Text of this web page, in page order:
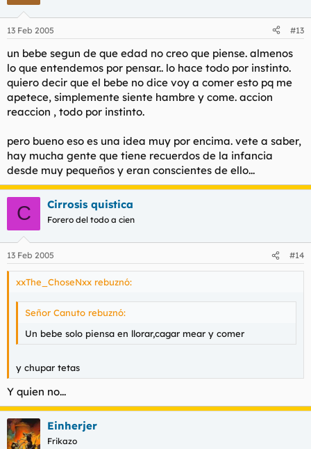
13 Feb 2005 #13
un bebe segun de que edad no creo que piense. almenos
lo que entendemos por pensar.. lo hace todo por instinto.
quiero decir que el bebe no dice voy a comer esto pq me
apetece, simplemente siente hambre y come. accion
reaccion , todo por instinto.
pero bueno eso es una idea muy por encima. vete a saber,
hay mucha gente que tiene recuerdos de la infancia
desde muy pequeños y eran conscientes de ello...
C Cirrosis quistica
Forero del todo a cien
13 Feb 2005 #14
xxThe_ChoseNxx rebuznó:
Señor Canuto rebuznó:
Un bebe solo piensa en llorar,cagar mear y comer
y chupar tetas
Y quien no...
Einherjer
Frikazo